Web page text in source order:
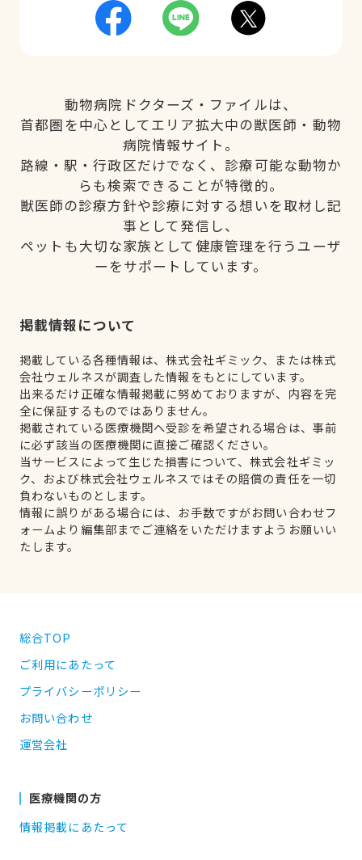
動物病院ドクターズ・ファイルは、
首都圏を中心としてエリア拡大中の獣医師・動物
病院情報サイト。
路線・駅・行政区だけでなく、診療可能な動物か
らも検索できることが特徴的。
獣医師の診療方針や診療に対する想いを取材し記
事として発信し、
ペットも大切な家族として健康管理を行うユーザ
ーをサポートしています。
掲載情報について
掲載している各種情報は、株式会社ギミック、または株式
会社ウェルネスが調査した情報をもとにしています。
出来るだけ正確な情報掲載に努めておりますが、内容を完
全に保証するものではありません。
掲載されている医療機関へ受診を希望される場合は、事前
に必ず該当の医療機関に直接ご確認ください。
当サービスによって生じた損害について、株式会社ギミッ
ク、および株式会社ウェルネスではその賠償の責任を一切
負わないものとします。
情報に誤りがある場合には、お手数ですがお問い合わせフ
ォームより編集部までご連絡をいただけますようお願いい
たします。
総合TOP
ご利用にあたって
プライバシーポリシー
お問い合わせ
運営会社
医療機関の方
情報掲載にあたって